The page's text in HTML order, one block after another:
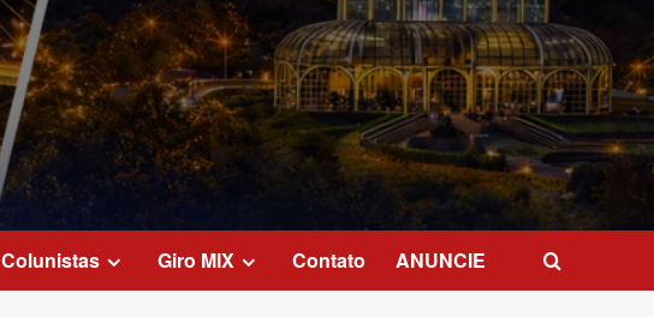
Colunistas Giro MIX Contato ANUNCIE